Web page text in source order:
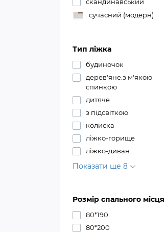
сучасний (модерн)
Тип ліжка
будиночок
дерев'яне.з м'якою
спинкою
дитяче
з підсвіткою
колиска
ліжко-горище
ліжко-диван
Показати ще 8
Розмір спального місця
80*190
80*200